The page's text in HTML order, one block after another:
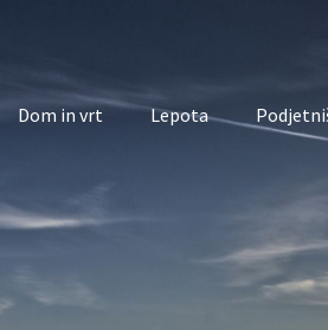
Dom in vrt Lepota